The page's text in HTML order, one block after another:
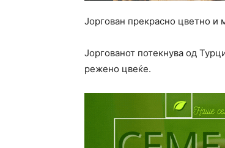
Јоргован прекрасно цветно и
Јоргованот потекнува од
режено цвеќе.